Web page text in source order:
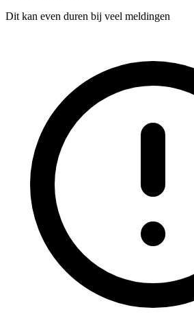
Dit kan even duren bij veel meldingen